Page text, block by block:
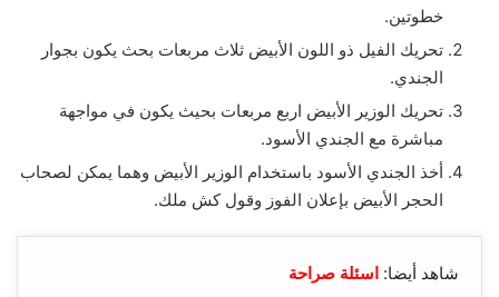
خطوتين.
تحريك الفيل ذو اللون الأبيض ثلاث مربعات بحث يكون بجوار
الجندي.
تحريك الوزير الأبيض اربع مربعات بحيث يكون في مواجهة
مباشرة مع الجندي الأسود.
أخذ الجندي الأسود باستخدام الوزير الأبيض وهما يمكن لصحاب
الحجر الأبيض بإعلان الفوز وقول كش ملك.
شاهد أيضا: اسئلة صراحة